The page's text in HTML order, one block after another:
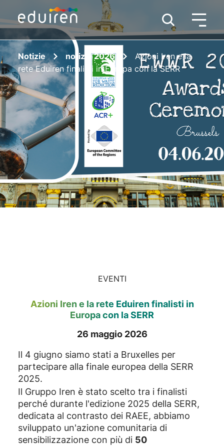
Notizie notizie 2026
Azioni Iren e la
rete Eduiren finalisti in Europa con la SERR
EVENTI
Azioni Iren e la rete Eduiren finalisti in
Europa con la SERR
26 maggio 2026
Il 4 giugno siamo stati a Bruxelles per
partecipare alla finale europea della SERR
2025.
Il Gruppo Iren è stato scelto tra i finalisti
perché durante l'edizione 2025 della SERR,
dedicata al contrasto dei RAEE, abbiamo
sviluppato un'azione comunitaria di
sensibilizzazione con più di 50